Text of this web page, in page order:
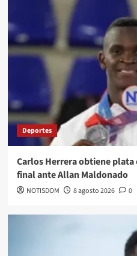
Deportes
Carlos Herrera obtiene plata
final ante Allan Maldonado
NOTISDOM 8 agosto 2026 0